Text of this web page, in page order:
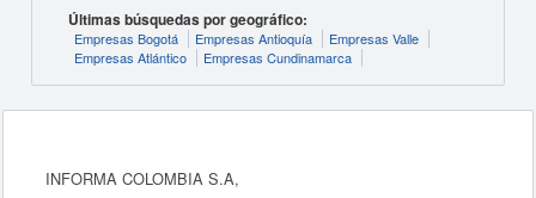
Últimas búsquedas por geográfico:
Empresas Bogotá Empresas Antioquía
Empresas Valle
Empresas Atlántico
Empresas Cundinamarca
INFORMA COLOMBIA S.A,